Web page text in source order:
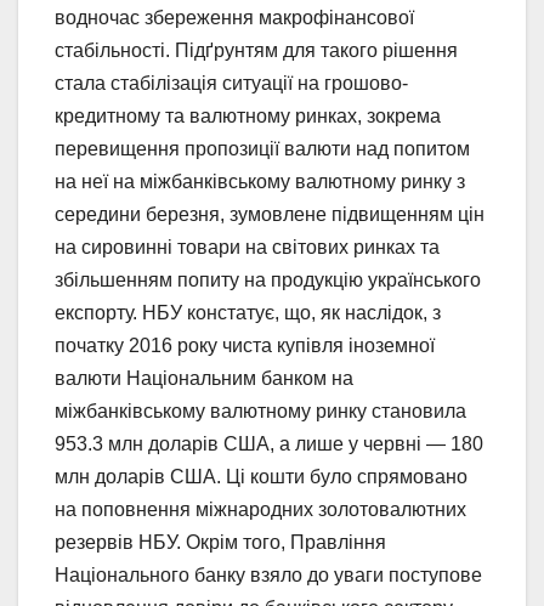
водночас збереження макрофінансової
стабільності. Підґрунтям для такого рішення
стала стабілізація ситуації на грошово-
кредитному та валютному ринках, зокрема
перевищення пропозиції валюти над попитом
на неї на міжбанківському валютному ринку з
середини березня, зумовлене підвищенням цін
на сировинні товари на світових ринках та
збільшенням попиту на продукцію українського
експорту. НБУ констатує, що, як наслідок, з
початку 2016 року чиста купівля іноземної
валюти Національним банком на
міжбанківському валютному ринку становила
953.3 млн доларів США, а лише у червні — 180
млн доларів США. Ці кошти було спрямовано
на поповнення міжнародних золотовалютних
резервів НБУ. Окрім того, Правління
Національного банку взяло до уваги поступове